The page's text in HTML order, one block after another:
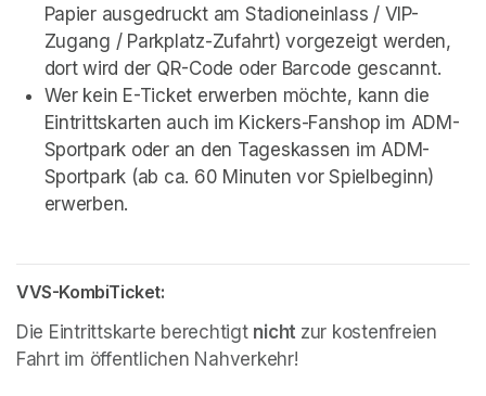
Papier ausgedruckt am Stadioneinlass / VIP-
Zugang / Parkplatz-Zufahrt) vorgezeigt werden,
dort wird der QR-Code oder Barcode gescannt.
Wer kein E-Ticket erwerben möchte, kann die
Eintrittskarten auch im Kickers-Fanshop im ADM-
Sportpark oder an den Tageskassen im ADM-
Sportpark (ab ca. 60 Minuten vor Spielbeginn)
erwerben.
VVS-KombiTicket:
Die Eintrittskarte berechtigt nicht zur kostenfreien
Fahrt im öffentlichen Nahverkehr!